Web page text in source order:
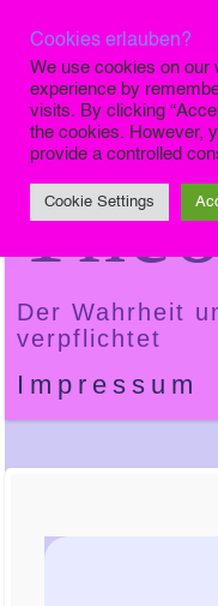
Die
Der Wahrheit
verpflichtet
Impressum
Cookies erlauben?
We use cookies on our
experience by
visits. By clicking
the cookies. However,
provide a controlled
Cookie Settings